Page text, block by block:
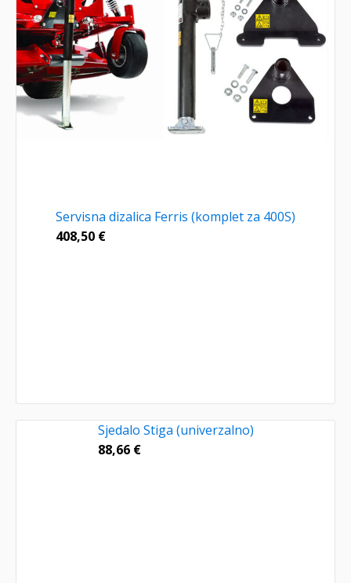
Servisna dizalica Ferris (komplet za 400S)
408,50 €
Sjedalo Stiga (univerzalno)
88,66 €